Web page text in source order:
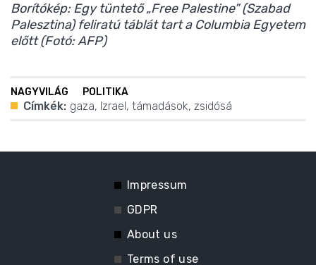
Borítókép: Egy tüntető „Free Palestine” (Szabad
Palesztina) feliratú táblát tart a Columbia Egyetem
előtt (Fotó: AFP)
NAGYVILÁG POLITIKA
Címkék: gaza, Izrael , támadások, zsidósá
Impressum
GDPR
About us
Terms of use